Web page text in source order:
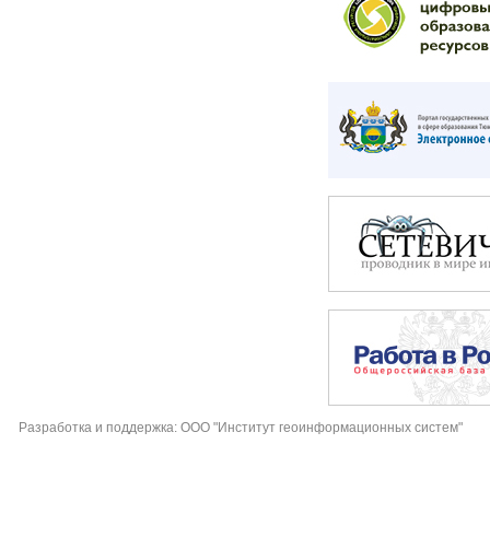
Разработка и поддержка: ООО "Институт геоинформационных систем"